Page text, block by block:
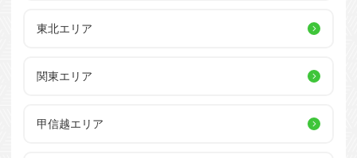
東北エリア
関東エリア
甲信越エリア